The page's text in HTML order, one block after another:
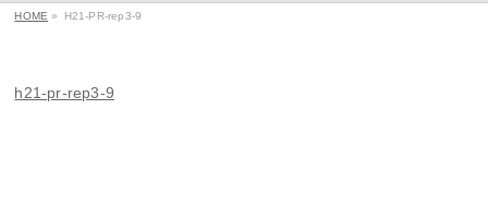
HOME » H21-PR-rep3-9
h21-pr-rep3-9